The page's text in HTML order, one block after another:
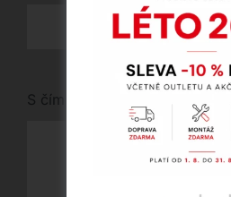
S čím vám můžeme pomoci?